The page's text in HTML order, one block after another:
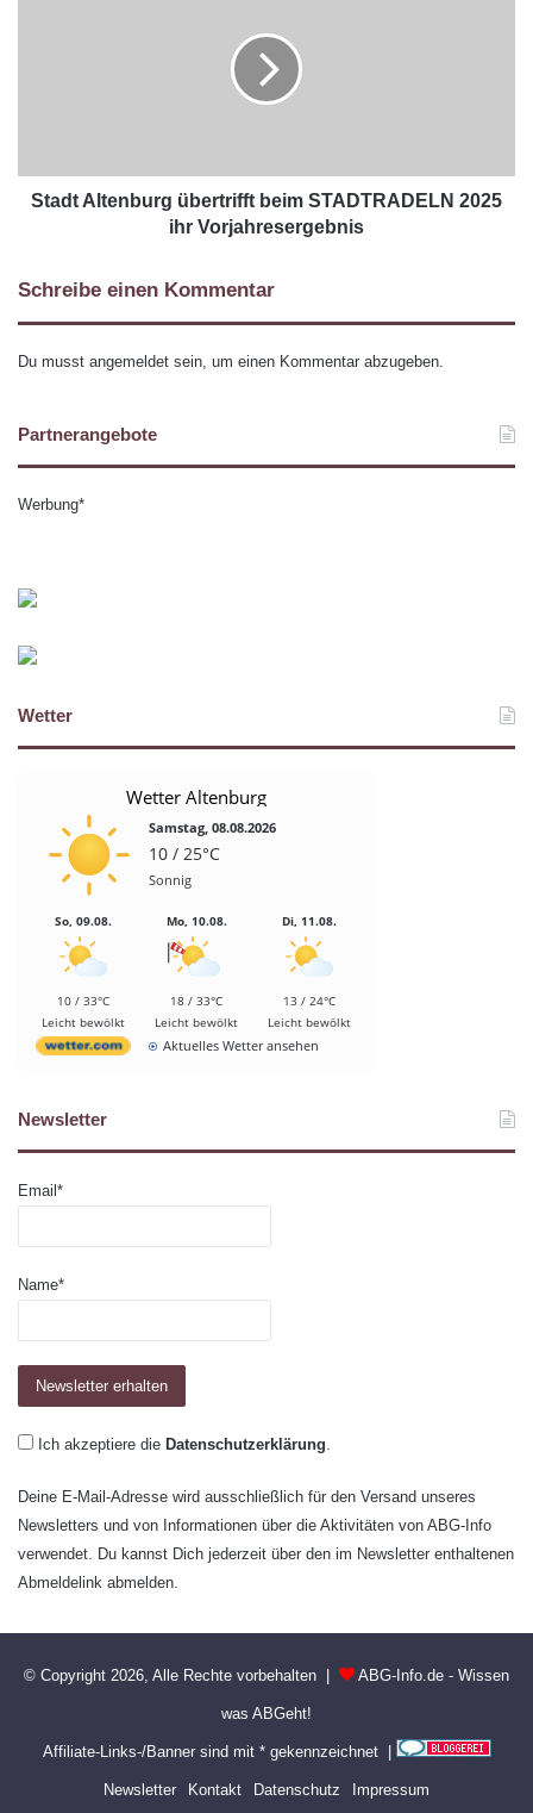
Stadt Altenburg übertrifft beim STADTRADELN 2025
ihr Vorjahresergebnis
Schreibe einen Kommentar
Du musst angemeldet sein, um einen Kommentar abzugeben.
Partnerangebote
Werbung*
Wetter
Wetter Altenburg
Samstag, 08.08.2026
10 / 25°C
Sonnig
So, 09.08.
10 / 33°C
Leicht bewölkt
Mo, 10.08.
18 / 33°C
Leicht bewölkt
Di, 11.08.
13 / 24°C
Leicht bewölkt
Aktuelles Wetter ansehen
Newsletter
Email*
Name*
Ich akzeptiere die Datenschutzerklärung.
Deine E-Mail-Adresse wird ausschließlich für den Versand unseres
Newsletters und von Informationen über die Aktivitäten von ABG-Info
verwendet. Du kannst Dich jederzeit über den im Newsletter enthaltenen
Abmeldelink abmelden.
© Copyright 2026, Alle Rechte vorbehalten | ABG-Info.de - Wissen
was ABGeht!
Affiliate-Links-/Banner sind mit * gekennzeichnet |
Newsletter Kontakt Datenschutz Impressum